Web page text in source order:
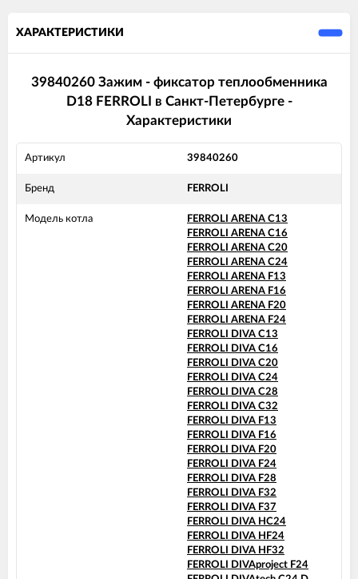
ХАРАКТЕРИСТИКИ
39840260 Зажим - фиксатор теплообменника
D18 FERROLI в Санкт-Петербурге -
Характеристики
Артикул 39840260
Бренд FERROLI
Модель котла
FERROLI ARENA C13
FERROLI ARENA C16
FERROLI ARENA C20
FERROLI ARENA C24
FERROLI ARENA F13
FERROLI ARENA F16
FERROLI ARENA F20
FERROLI ARENA F24
FERROLI DIVA C13
FERROLI DIVA C16
FERROLI DIVA C20
FERROLI DIVA C24
FERROLI DIVA C28
FERROLI DIVA C32
FERROLI DIVA F13
FERROLI DIVA F16
FERROLI DIVA F20
FERROLI DIVA F24
FERROLI DIVA F28
FERROLI DIVA F32
FERROLI DIVA F37
FERROLI DIVA HC24
FERROLI DIVA HF24
FERROLI DIVA HF32
FERROLI DIVAproject F24